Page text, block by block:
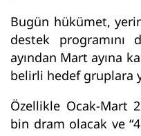
Bugün hükümet,
destek
ayından Mart ayına
belirli hedef gruplara
Özellikle Ocak-Mart
bin dram olacak ve